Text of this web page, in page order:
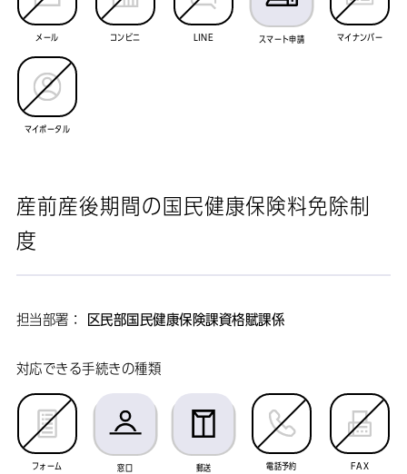
メール コンビニ LINE スマート申請 マイナンバー
マイポータル
産前産後期間の国民健康保険料免除制
度
担当部署： 区民部国民健康保険課資格賦課係
対応できる手続きの種類
フォーム 窓口 郵送 電話予約 FAX